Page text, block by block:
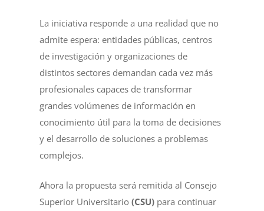
La iniciativa responde a una realidad que no
admite espera: entidades públicas, centros
de investigación y organizaciones de
distintos sectores demandan cada vez más
profesionales capaces de transformar
grandes volúmenes de información en
conocimiento útil para la toma de decisiones
y el desarrollo de soluciones a problemas
complejos.
Ahora la propuesta será remitida al Consejo
Superior Universitario(CSU) para continuar